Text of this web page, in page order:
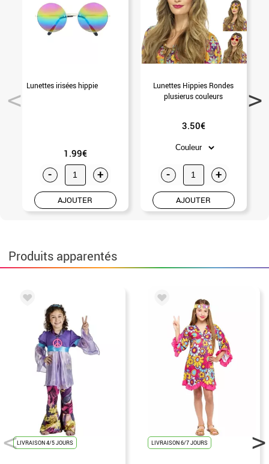
Lunettes irisées hippie
1.99€
- +
AJOUTER
Lunettes Hippies Rondes
plusierus couleurs
3.50€
- +
AJOUTER
Produits apparentés
LIVRAISON 4/5 JOURS LIVRAISON 6/7 JOURS